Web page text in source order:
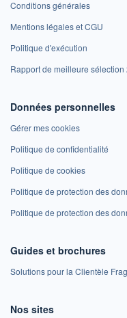
Conditions générales
Mentions légales et CGU
Politique d'exécution
Rapport de meilleure sélection
Données personnelles
Gérer mes cookies
Politique de confidentialité
Politique de cookies
Politique de protection des
Politique de protection des
Guides et brochures
Solutions pour la Clientèle
Nos sites